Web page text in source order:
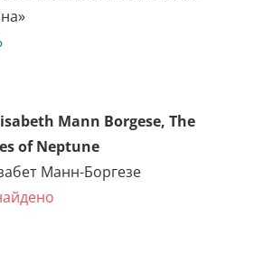
Элизабет Манн-Боргезе,
«Драма океана»
4. Elisabeth Mann Borgese,
The Mines of Neptune
Элизабет Манн-Боргезе